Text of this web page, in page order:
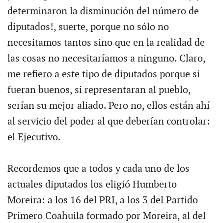
determinaron la disminución del número de
diputados!, suerte, porque no sólo no
necesitamos tantos sino que en la realidad de
las cosas no necesitaríamos a ninguno. Claro,
me refiero a este tipo de diputados porque si
fueran buenos, si representaran al pueblo,
serían su mejor aliado. Pero no, ellos están ahí
al servicio del poder al que deberían controlar:
el Ejecutivo.
Recordemos que a todos y cada uno de los
actuales diputados los eligió Humberto
Moreira: a los 16 del PRI, a los 3 del Partido
Primero Coahuila formado por Moreira, al del